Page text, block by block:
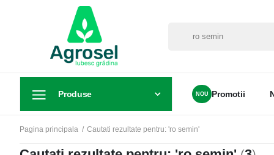
Produse Promotii
Pagina principala Cautati rezultate pentru: 'ro semin'